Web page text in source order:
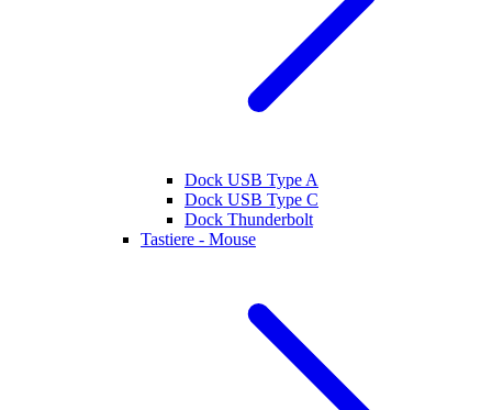
Dock USB Type A
Dock USB Type C
Dock Thunderbolt
Tastiere - Mouse